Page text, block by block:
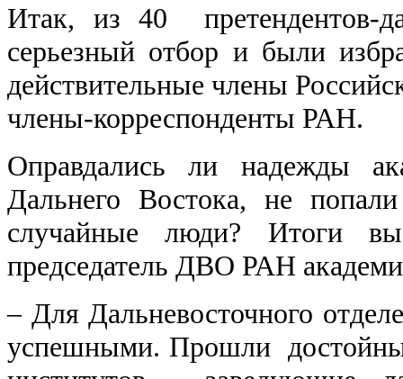
Итак, из 40 претендентов-
серьезный отбор и были
действительные члены
члены-корреспонденты РАН.
Оправдались ли надежды
Дальнего Востока, не
случайные люди? Итоги
председатель ДВО РАН
– Для Дальневосточного
успешными. Прошли